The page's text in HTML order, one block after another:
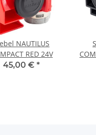
NAUTILUS
RED 24V
45,00 € *